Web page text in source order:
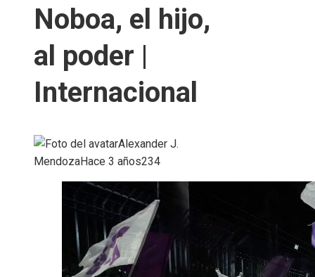
Noboa, el hijo,
al poder |
Internacional
Alexander J.
MendozaHace 3 años234